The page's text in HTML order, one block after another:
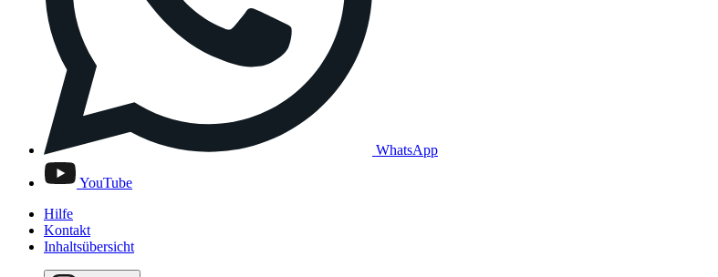
WhatsApp
YouTube
Hilfe
Kontakt
Inhaltsübersicht